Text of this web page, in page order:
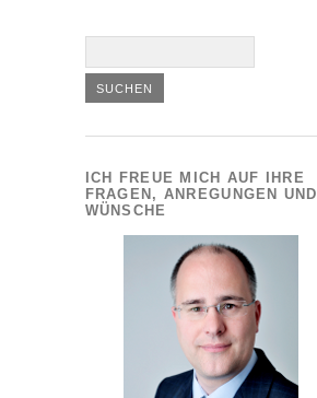
ICH FREUE MICH AUF IHRE
FRAGEN, ANREGUNGEN UND
WÜNSCHE